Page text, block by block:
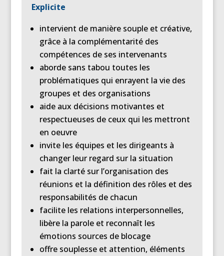
Explicite
intervient de manière souple et créative,
grâce à la complémentarité des
compétences de ses intervenants
aborde sans tabou toutes les
problématiques qui enrayent la vie des
groupes et des organisations
aide aux décisions motivantes et
respectueuses de ceux qui les mettront
en oeuvre
invite les équipes et les dirigeants à
changer leur regard sur la situation
fait la clarté sur l’organisation des
réunions et la définition des rôles et des
responsabilités de chacun
facilite les relations interpersonnelles,
libère la parole et reconnaît les
émotions sources de blocage
offre souplesse et attention, éléments